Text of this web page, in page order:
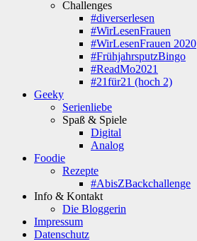
Challenges
#diverserlesen
#WirLesenFrauen
#WirLesenFrauen 2020
#FrühjahrsputzBingo
#ReadMo2021
#21für21 (hoch 2)
Geeky
Serienliebe
Spaß & Spiele
Digital
Analog
Foodie
Rezepte
#AbisZBackchallenge
Info & Kontakt
Die Bloggerin
Impressum
Datenschutz